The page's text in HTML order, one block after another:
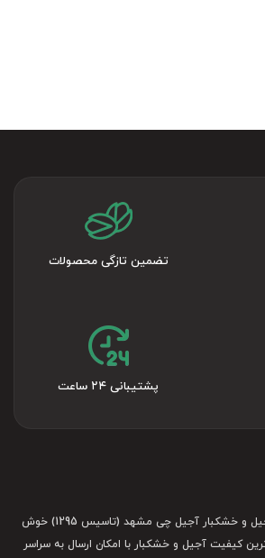
تضمین تازگی محصولات
پشتیبانی ۲۴ ساعت
به شعبه آنلاین فروشگاه آجیل و خشکبار آجیل چی مشهد (تاسیس 1295) خوش
کیفیت آجیل و خشکبار با امکان ارسال به سراسر